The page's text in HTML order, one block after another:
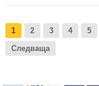
1 2 3 4 5
Следваща